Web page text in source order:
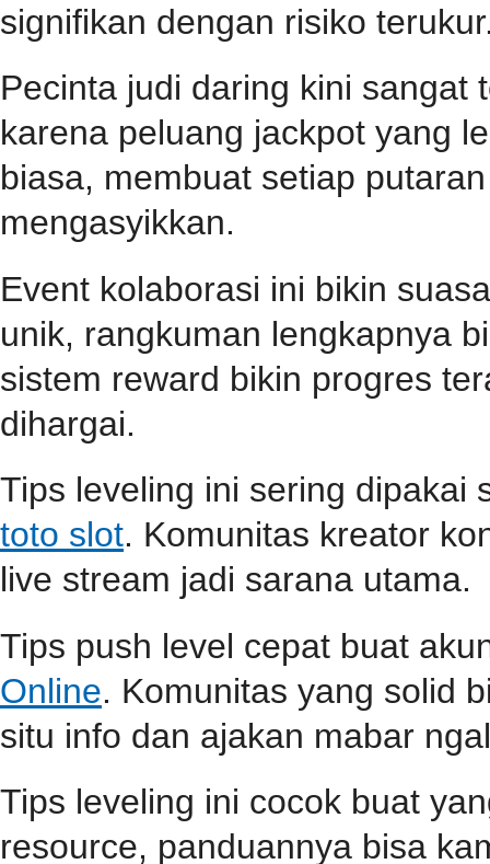
signifikan dengan risiko
Pecinta judi daring kini sangat
karena peluang jackpot yang
biasa, membuat setiap
mengasyikkan.
Event kolaborasi ini bikin
unik, rangkuman lengkapnya
sistem reward bikin progres
dihargai.
Tips leveling ini sering dipakai
toto slot. Komunitas kreator
live stream jadi sarana utama.
Tips push level cepat buat
Online. Komunitas yang solid
situ info dan ajakan mabar
Tips leveling ini cocok buat
resource, panduannya bisa